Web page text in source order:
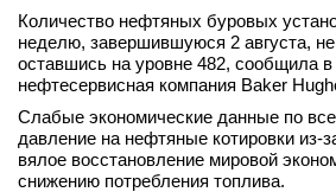
Количество нефтяных буровых
неделю, завершившуюся 2 августа,
оставшись на уровне 482, сообщила в
нефтесервисная компания Baker
Слабые экономические данные по
давление на нефтяные котировки из-
вялое восстановление мировой
снижению потребления топлива.